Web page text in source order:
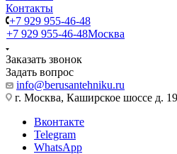
Контакты
+7 929 955-46-48
+7 929 955-46-48Москва
Заказать звонок
Задать вопрос
info@berusantehniku.ru
г. Москва, Каширское шоссе д.
Вконтакте
Telegram
WhatsApp